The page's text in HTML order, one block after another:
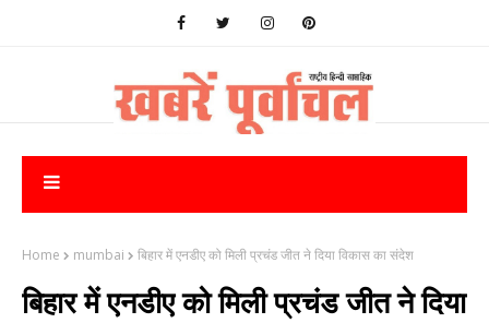
Home mumbai बिहार में एनडीए को मिली प्रचंड जीत ने दिया विकास का संदेश
बिहार में एनडीए को मिली प्रचंड जीत ने दिया